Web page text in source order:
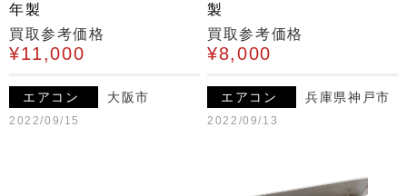
年製
買取参考価格
¥11,000
エアコン 大阪市
2022/09/15
製
買取参考価格
¥8,000
エアコン 兵庫県神戸市
2022/09/13